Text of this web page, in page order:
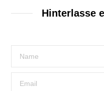
Hinterlasse